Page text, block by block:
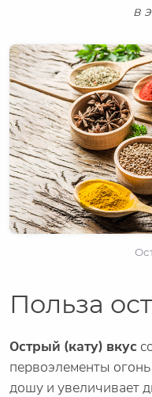
в
Польза
Острый (кату) вкус
первоэлементы
дошу и увеличивает